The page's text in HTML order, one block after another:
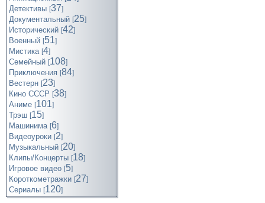
Детективы [37]
Документальный [25]
Исторический [42]
Военный [51]
Мистика [4]
Семейный [108]
Приключения [84]
Вестерн [23]
Кино СССР [38]
Аниме [101]
Трэш [15]
Машинима [6]
Видеоуроки [2]
Музыкальный [20]
Клипы/Концерты [18]
Игровое видео [5]
Короткометражки [27]
Cериалы [120]